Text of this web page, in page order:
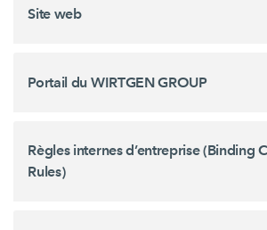
Site web
Portail du WIRTGEN GROUP
Règles internes d’entreprise (Binding
Rules)